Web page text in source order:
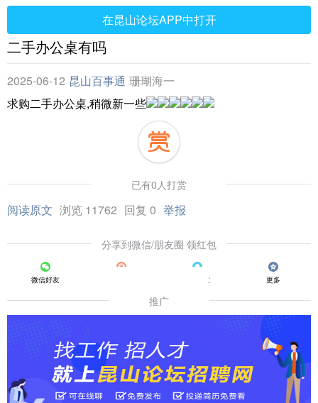
在昆山论坛APP中打开
二手办公桌有吗
2025-06-12 昆山百事通 珊瑚海一
求购二手办公桌,稍微新一些
已有0人打赏
阅读原文 浏览 11762 回复 0 举报
分享到微信/朋友圈 领红包
微信好友 QQ好友 更多
推广